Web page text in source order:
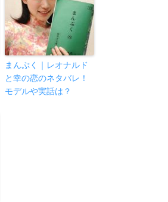
まんぷく｜レオナルド
と幸の恋のネタバレ！
モデルや実話は？